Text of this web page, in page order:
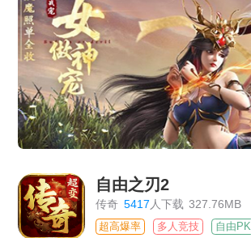
自由之刃2
传奇 5417人下载 327.76MB
超高爆率 多人竞技 自由PK